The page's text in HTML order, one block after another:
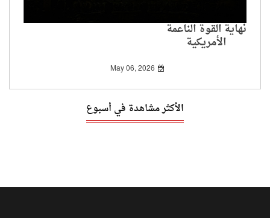
نهاية القوة الناعمة
الأمريكية
May 06, 2026
الأكثر مشاهدة في أسبوع